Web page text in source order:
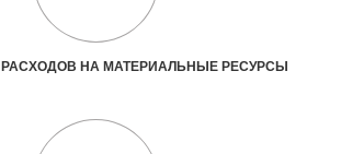
НА МАТЕРИАЛЬНЫЕ РЕСУРСЫ